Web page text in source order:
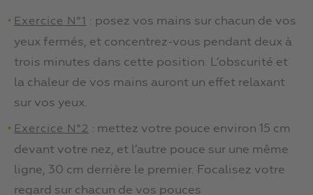
Exercice N°1 : posez vos mains sur chacun de vos
yeux fermés, et concentrez-vous pendant deux à
trois minutes dans cette position. L’obscurité et
la chaleur de vos mains auront un effet relaxant
sur vos yeux.
Exercice N°2 : mettez votre pouce environ 15 cm
devant votre nez, et l’autre pouce sur une même
ligne, 30 cm derrière le premier. Focalisez votre
regard sur chacun de vos pouces